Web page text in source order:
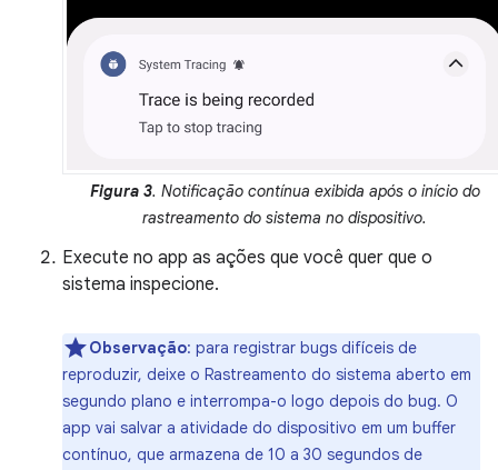
Figura 3. Notificação contínua exibida após o início do
rastreamento do sistema no dispositivo.
Execute no app as ações que você quer que o
sistema inspecione.
Observação: para registrar bugs difíceis de
reproduzir, deixe o Rastreamento do sistema aberto em
segundo plano e interrompa-o logo depois do bug. O
app vai salvar a atividade do dispositivo em um buffer
contínuo, que armazena de 10 a 30 segundos de